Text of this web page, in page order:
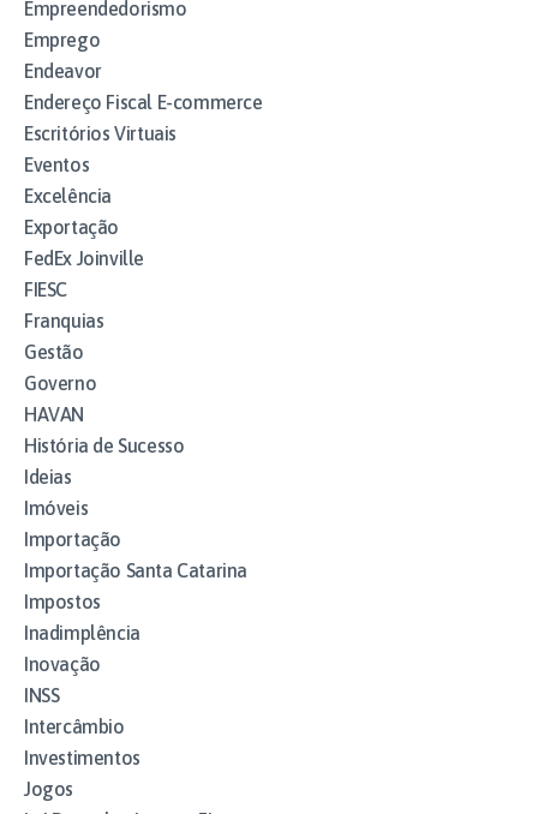
Empreendedorismo
Emprego
Endeavor
Endereço Fiscal E-commerce
Escritórios Virtuais
Eventos
Excelência
Exportação
FedEx Joinville
FIESC
Franquias
Gestão
Governo
HAVAN
História de Sucesso
Ideias
Imóveis
Importação
Importação Santa Catarina
Impostos
Inadimplência
Inovação
INSS
Intercâmbio
Investimentos
Jogos